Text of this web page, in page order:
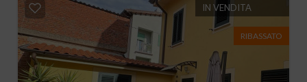
IN VENDITA
RIBASSATO